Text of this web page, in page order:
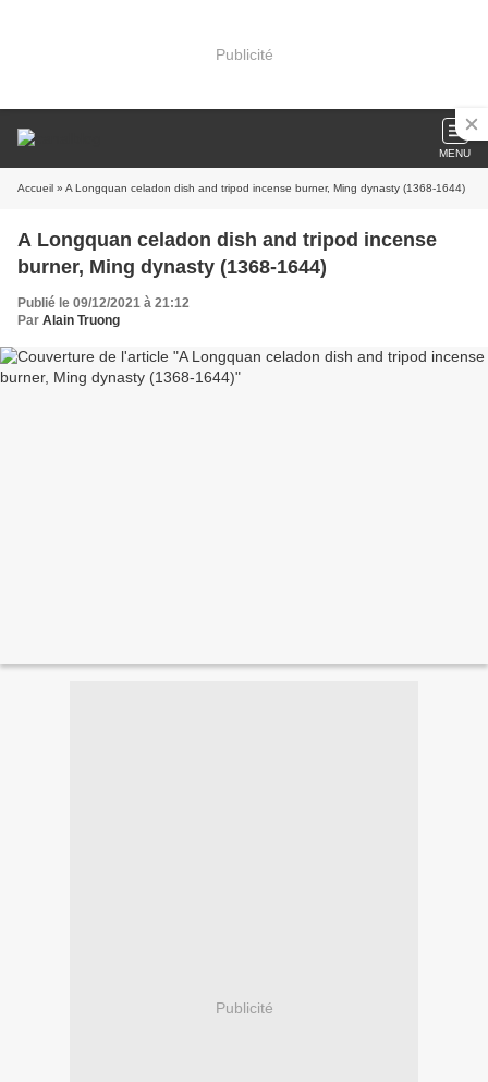
Publicité
MENU
Accueil » A Longquan celadon dish and tripod incense burner, Ming dynasty (1368-1644)
A Longquan celadon dish and tripod incense
burner, Ming dynasty (1368-1644)
Publié le 09/12/2021 à 21:12
Par Alain Truong
Publicité